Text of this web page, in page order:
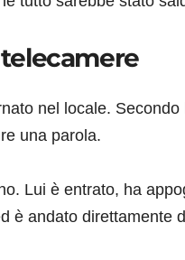
nel locale.
una parola.
Lui è entrato, ha
è andato direttamente